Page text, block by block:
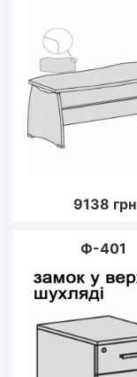
9138 грн
Ф-401